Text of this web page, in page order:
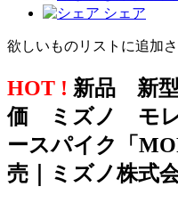
シェア
欲しいものリストに追加
HOT ! 新品 新
価 ミズノ モレ
ースパイク「
売｜ミズノ株式